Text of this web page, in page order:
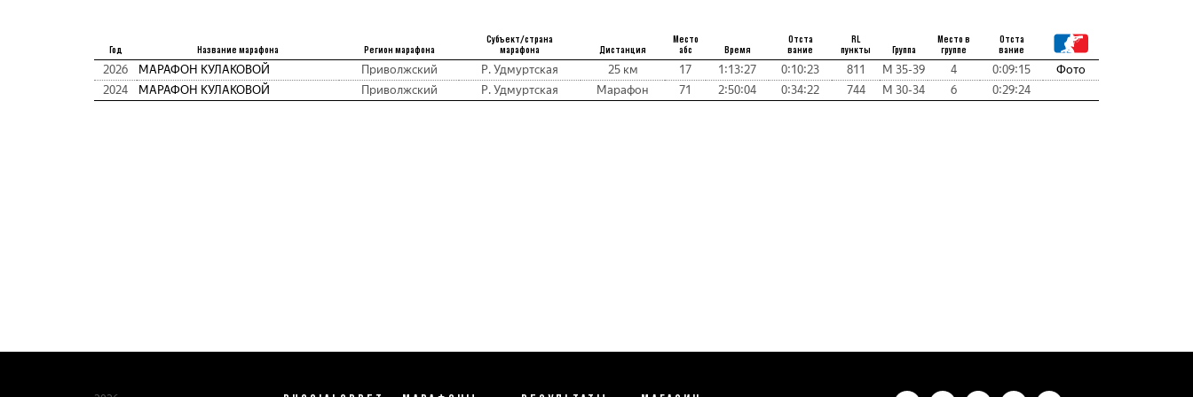
Год Название марафона Регион марафона
Субъект/страна
марафона
Дистанция
Место
абс
Время
Отста
вание
RL
пункты
Группа
Место в
группе
Отста
вание
2026 МАРАФОН КУЛАКОВОЙ Приволжский Р. Удмуртская 25 км 17 1:13:27 0:10:23 811 М 35-39 4 0:09:15
Фото
2024
МАРАФОН КУЛАКОВОЙ Приволжский Р. Удмуртская Марафон 71 2:50:04 0:34:22 744 М 30-34 6 0:29:24